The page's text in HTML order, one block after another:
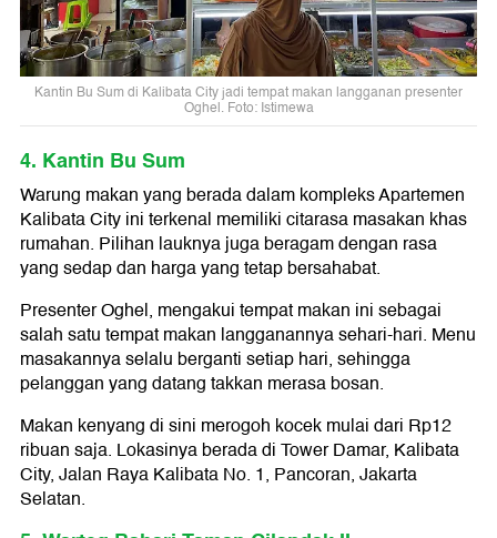
Kantin Bu Sum di Kalibata City jadi tempat makan langganan presenter
Oghel. Foto: Istimewa
4. Kantin Bu Sum
Warung makan yang berada dalam kompleks Apartemen
Kalibata City ini terkenal memiliki citarasa masakan khas
rumahan. Pilihan lauknya juga beragam dengan rasa
yang sedap dan harga yang tetap bersahabat.
Presenter Oghel, mengakui tempat makan ini sebagai
salah satu tempat makan langganannya sehari-hari. Menu
masakannya selalu berganti setiap hari, sehingga
pelanggan yang datang takkan merasa bosan.
Makan kenyang di sini merogoh kocek mulai dari Rp12
ribuan saja. Lokasinya berada di Tower Damar, Kalibata
City, Jalan Raya Kalibata No. 1, Pancoran, Jakarta
Selatan.